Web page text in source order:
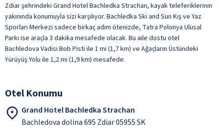
Zdiar şehrindeki Grand Hotel Bachledka Strachan, kayak teleferiklerinin
yakınında konumuyla sizi karşılıyor. Bachledka Ski and Sun Kış ve Yaz
Sporları Merkezi sadece birkaç adım ötenizde, Tatra Polonya Ulusal
Parkı ise araçla 3 dakika mesafede olacak. Bu aile dostu otel
Bachledova Vadisi Bob Pisti ile 1 mi (1,7 km) ve Ağaçların Üstündeki
Yürüyüş Yolu ile 1,2 mi (1,9 km) mesafede.
Otel Konumu
Grand Hotel Bachledka Strachan
Bachledova dolina 695 Zdiar 05955 SK